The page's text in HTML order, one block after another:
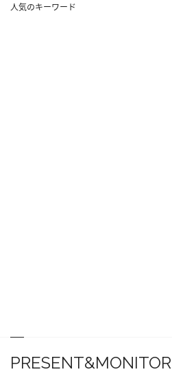
人気のキーワード
PRESENT&MONITOR